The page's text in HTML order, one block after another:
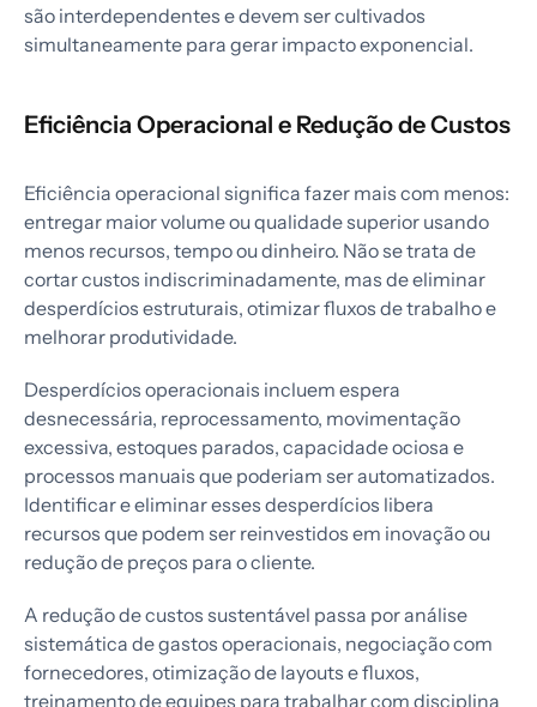
são interdependentes e devem ser cultivados
simultaneamente para gerar impacto exponencial.
Eficiência Operacional e Redução de Custos
Eficiência operacional significa fazer mais com menos:
entregar maior volume ou qualidade superior usando
menos recursos, tempo ou dinheiro. Não se trata de
cortar custos indiscriminadamente, mas de eliminar
desperdícios estruturais, otimizar fluxos de trabalho e
melhorar produtividade.
Desperdícios operacionais incluem espera
desnecessária, reprocessamento, movimentação
excessiva, estoques parados, capacidade ociosa e
processos manuais que poderiam ser automatizados.
Identificar e eliminar esses desperdícios libera
recursos que podem ser reinvestidos em inovação ou
redução de preços para o cliente.
A redução de custos sustentável passa por análise
sistemática de gastos operacionais, negociação com
fornecedores, otimização de layouts e fluxos,
treinamento de equipes para trabalhar com disciplina